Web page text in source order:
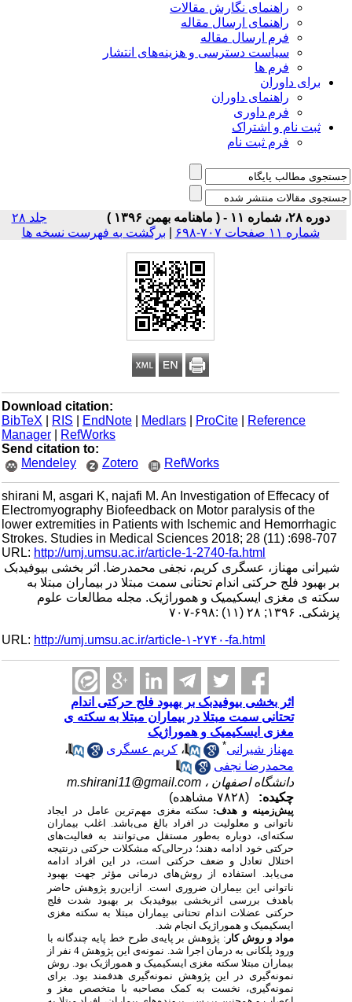
راهنمای نگارش مقالات
راهنمای ارسال مقاله
فرم ارسال مقاله
سیاست دسترسی و هزینه‌های انتشار
فرم ها
برای داوران
راهنمای داوران
فرم داوری
ثبت نام و اشتراک
فرم ثبت نام
دوره ۲۸، شماره ۱۱ - ( ماهنامه بهمن ۱۳۹۶ )
جلد ۲۸
شماره ۱۱ صفحات ۷۰۷-۶۹۸
| برگشت به فهرست نسخه ها
Download citation:
BibTeX
| RIS |EndNote |Medlars |ProCite |Reference
Manager
|RefWorks
Send citation to:
Mendeley
Zotero RefWorks
shirani M, asgari K, najafi M. An Investigation of Effecacy of
Electromyography Biofeedback on Motor paralysis of the
lower extremities in Patients with Ischemic and Hemorrhagic
Strokes. Studies in Medical Sciences 2018; 28 (11) :698-707
URL:http://umj.umsu.ac.ir/article-1-2740-fa.html
شیرانی مهناز، عسگری کریم، نجفی محمدرضا. اثر‌‌ بخشی بیوفیدبک
بر بهبود فلج حرکتی اندام تحتانی سمت مبتلا در بیماران مبتلا به
سکته ی مغزی ایسکیمیک و هموراژیک. مجله مطالعات علوم
پزشکی. ۱۳۹۶; ۲۸ (۱۱) :۶۹۸-۷۰۷
URL:http://umj.umsu.ac.ir/article-۱-۲۷۴۰-fa.html
اثر‌‌ بخشی بیوفیدبک بر بهبود فلج حرکتی اندام
تحتانی سمت مبتلا در بیماران مبتلا به سکته ی
مغزی ایسکیمیک و هموراژیک
مهناز شیرانی
،کریم عسگری
،
محمدرضا نجفی
دانشگاه اصفهان ، m.shirani11@gmail.com
چکیده:
پیش‌زمینه و هدف:سکته مغزی مهم‌ترین عامل در ایجاد
ناتوانی و معلولیت در افراد بالغ می‌باشد. اغلب بیماران
سکته‌ای، دوباره به‌طور مستقل می‌توانند به فعالیت‌های
حرکتی خود ادامه دهند؛ درحالی‌که مشکلات حرکتی درنتیجه
اختلال تعادل و ضعف حرکتی است، در این افراد ادامه
می‌یابد. استفاده از روش‌های درمانی مؤثر جهت بهبود
ناتوانی این بیماران ضروری است. ازاین‌رو پژوهش حاضر
باهدف بررسی اثربخشی بیوفیدبک بر بهبود شدت فلج
حرکتی عضلات اندام تحتانی بیماران مبتلا به سکته مغزی
ایسکیمیک و هموراژیک انجام شد.
مواد و روش کار: پژوهش بر پایه‌ی طرح خط پایه چندگانه با
ورود پلکانی به درمان اجرا شد. نمونه‌ی این پژوهش 4 نفر از
بیماران مبتلا سکته مغزی ایسکیمیک و هموراژیک بود. روش
نمونه‌گیری در این پژوهش نمونه‌گیری هدفمند بود. برای
نمونه‌گیری، نخست به کمک مصاحبه بامتخصص مغز و